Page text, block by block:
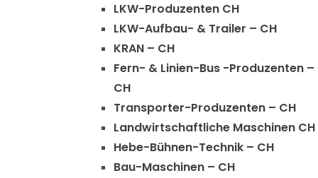
LKW-Produzenten CH
LKW-Aufbau- & Trailer – CH
KRAN – CH
Fern- & Linien-Bus -Produzenten –
CH
Transporter-Produzenten – CH
Landwirtschaftliche Maschinen CH
Hebe-Bühnen-Technik – CH
Bau-Maschinen – CH